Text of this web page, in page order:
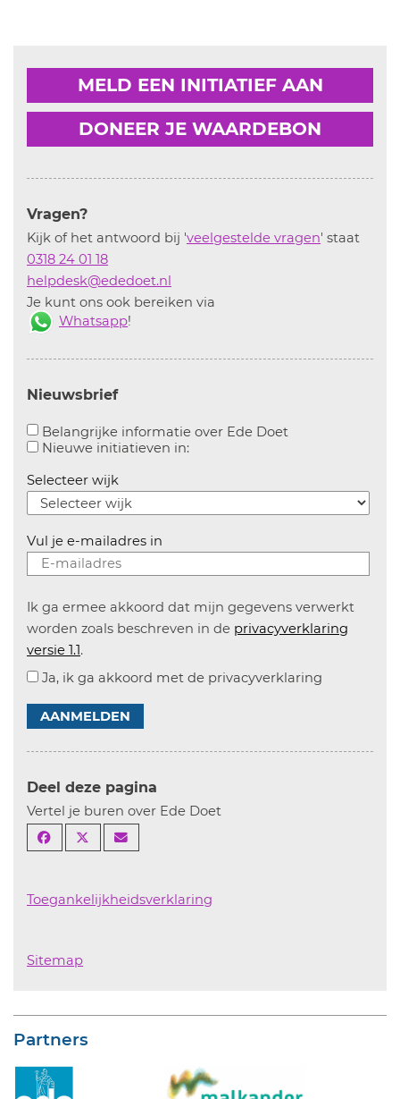
MELD EEN INITIATIEF AAN
DONEER JE WAARDEBON
Vragen?
Kijk of het antwoord bij 'veelgestelde vragen' staat
0318 24 01 18
helpdesk@ededoet.nl
Je kunt ons ook bereiken via
Whatsapp!
Nieuwsbrief
Belangrijke informatie over Ede Doet
Nieuwe initiatieven in:Aanvinken om informatie over
Selecteer wijk
Vul je e-mailadres in
Ik ga ermee akkoord dat mijn gegevens verwerkt
worden zoals beschreven in de privacyverklaring
versie 1.1.
Ja, ik ga akkoord met de privacyverklaring
AANMELDEN
Deel deze pagina
Vertel je buren over Ede Doet
Toegankelijkheidsverklaring
Sitemap
Partners